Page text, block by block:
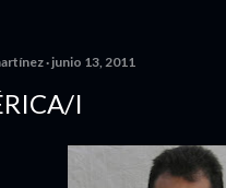
junio 13, 2011
I